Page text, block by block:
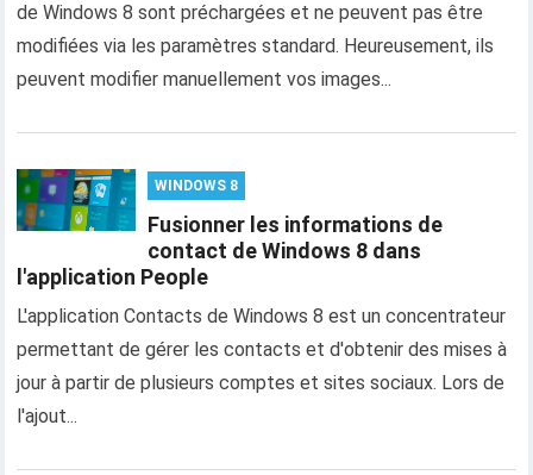
de Windows 8 sont préchargées et ne peuvent pas être
modifiées via les paramètres standard. Heureusement, ils
peuvent modifier manuellement vos images...
WINDOWS 8
Fusionner les informations de
contact de Windows 8 dans
l'application People
L'application Contacts de Windows 8 est un concentrateur
permettant de gérer les contacts et d'obtenir des mises à
jour à partir de plusieurs comptes et sites sociaux. Lors de
l'ajout...